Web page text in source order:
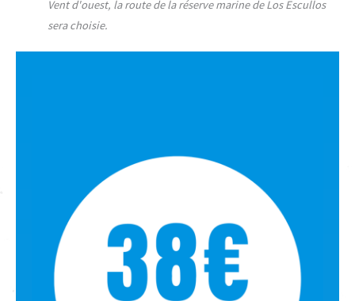
Vent d'ouest, la route de la réserve marine de Los Escullos
sera choisie.